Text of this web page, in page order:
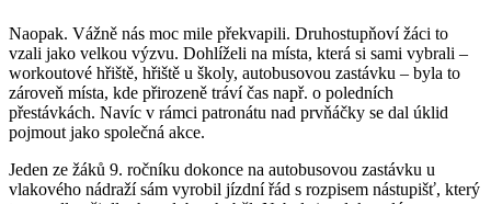
Naopak. Vážně nás moc mile překvapili. Druhostupňoví žáci to
vzali jako velkou výzvu. Dohlíželi na místa, která si sami vybrali –
workoutové hřiště, hřiště u školy, autobusovou zastávku – byla to
zároveň místa, kde přirozeně tráví čas např. o poledních
přestávkách. Navíc v rámci patronátu nad prvňáčky se dal úklid
pojmout jako společná akce.
Jeden ze žáků 9. ročníku dokonce na autobusovou zastávku u
vlakového nádraží sám vyrobil jízdní řád s rozpisem nástupišť, který